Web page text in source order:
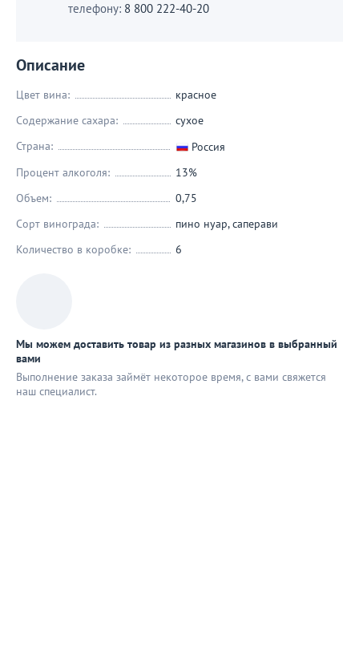
телефону: 8 800 222-40-20
Описание
Цвет вина:
красное
Содержание сахара:
сухое
Страна:
Россия
Процент алкоголя:
13%
Объем:
0,75
Сорт винограда:
пино нуар,саперави
Количество в коробке:
6
Мы можем доставить товар из разных магазинов в выбранный
вами
Выполнение заказа займёт некоторое время, с вами свяжется
наш специaлист.